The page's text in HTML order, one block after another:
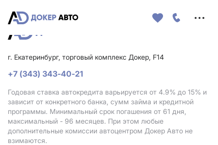
г. Екатеринбург, торговый комплекс Докер, F14
+7 (343) 343-40-21
Годовая ставка автокредита варьируется от 4.9% до 15% и
зависит от конкретного банка, сумм займа и кредитной
программы. Минимальный срок погашения от 61 дня,
максимальный - 96 месяцев. При этом любые
дополнительные комиссии автоцентром Докер Авто не
взимаются.